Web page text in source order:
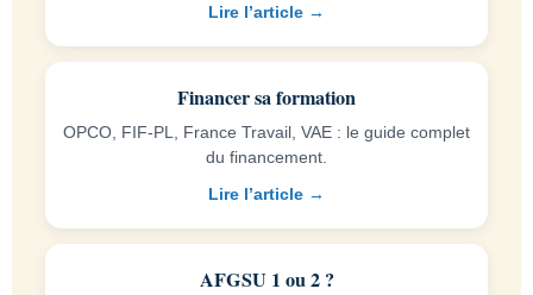
Lire l’article →
Financer sa formation
OPCO, FIF-PL, France Travail, VAE : le guide complet
du financement.
Lire l’article →
AFGSU 1 ou 2 ?